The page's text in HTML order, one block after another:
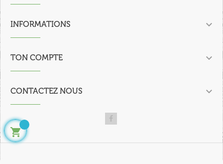
INFORMATIONS 
TON COMPTE 
CONTACTEZ NOUS 
